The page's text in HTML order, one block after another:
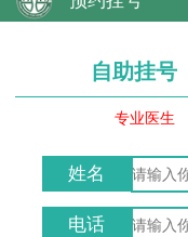
自助挂号
专业医生
姓名
电话